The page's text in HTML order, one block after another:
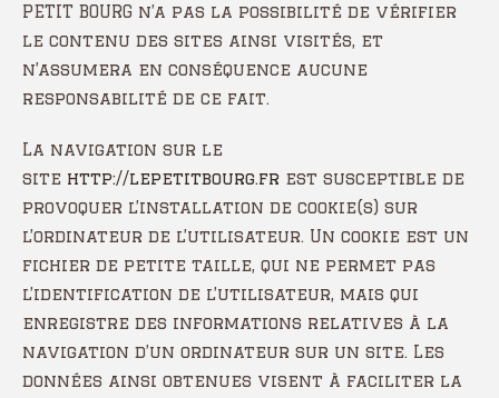
PETIT BOURG n’a pas la possibilité de vérifier
le contenu des sites ainsi visités, et
n’assumera en conséquence aucune
responsabilité de ce fait.
La navigation sur le
site http://lepetitbourg.fr est susceptible de
provoquer l’installation de cookie(s) sur
l’ordinateur de l’utilisateur. Un cookie est un
fichier de petite taille, qui ne permet pas
l’identification de l’utilisateur, mais qui
enregistre des informations relatives à la
navigation d’un ordinateur sur un site. Les
données ainsi obtenues visent à faciliter la